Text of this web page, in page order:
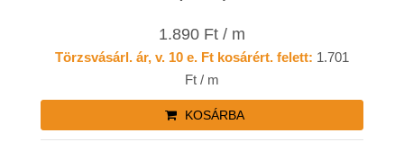
1.890 Ft / m
Törzsvásárl. ár, v. 10 e. Ft kosárért. felett: 1.701
Ft / m
KOSÁRBA